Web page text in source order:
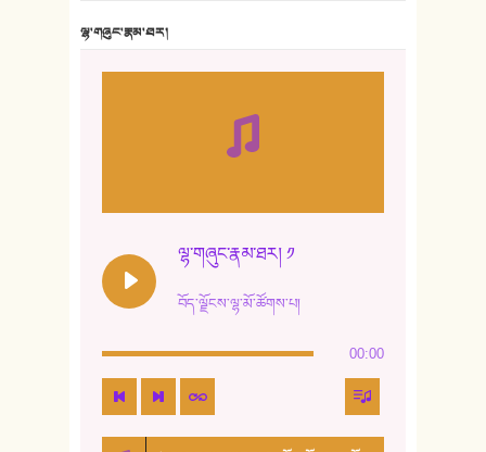
10. ཆང་གཞས། ༣
15. ཤམ་པ་ལ་ཡི་སྲས་མོ།
16. ལྷ་བུ་དར་བུ།
ལྷ་གཞུང་རྣམ་ཐར།
ལྷ་གཞུང་རྣམ་ཐར། ༡
བོད་ལྗོངས་ལྷ་མོ་ཚོགས་པ།
00:00